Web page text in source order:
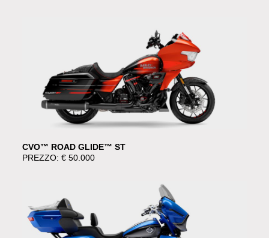
CVO™ ROAD GLIDE™ ST
PREZZO: € 50.000